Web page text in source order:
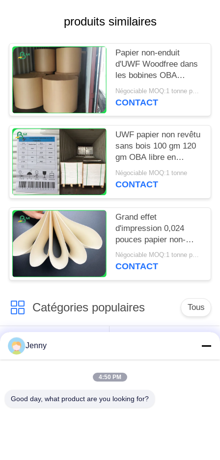
PRIVACY
POLICY
produits similaires
Papier non-enduit
d'UWF Woodfree dans
les bobines OBA
80gsm libre 100gsm
120gsm
Négociable MOQ:1 tonne pour la taille commune et 10 tonnes pour la taille spéciale
CONTACT
UWF papier non revêtu
sans bois 100 gm 120
gm OBA libre en
feuilles
Négociable MOQ:1 tonne
CONTACT
Grand effet
d'impression 0,024
pouces papier non-
enduit de Woodfree de
0,047 pouces pour
Négociable MOQ:1 tonne pour la taille standard et 5 tonnes pour la taille spéciale
CONTACT
Catégories populaires Tous
papier d'emballage
blanc
d'emballage
Jenny
4:50 PM
Good day, what product are you looking for?